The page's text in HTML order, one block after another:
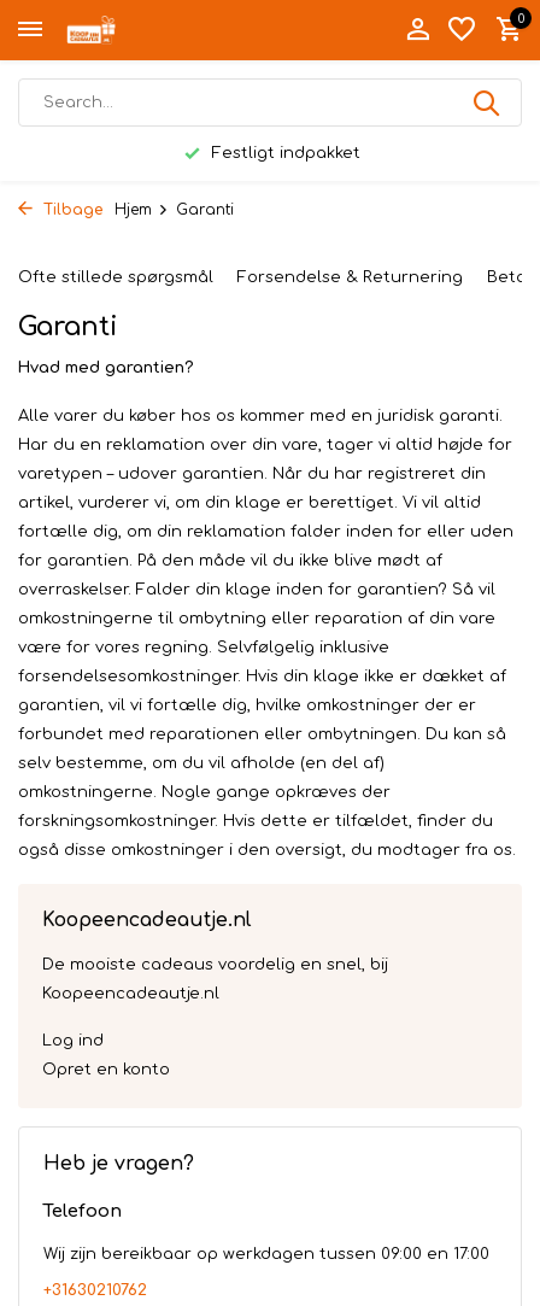
0
Festligt indpakket
Tilbage Hjem Garanti
Ofte stillede spørgsmål Forsendelse & Returnering
Garanti
Hvad med garantien?
Alle varer du køber hos os kommer med en juridisk garanti.
Har du en reklamation over din vare, tager vi altid højde for
varetypen – udover garantien. Når du har registreret din
artikel, vurderer vi, om din klage er berettiget. Vi vil altid
fortælle dig, om din reklamation falder inden for eller uden
for garantien. På den måde vil du ikke blive mødt af
overraskelser. Falder din klage inden for garantien? Så vil
omkostningerne til ombytning eller reparation af din vare
være for vores regning. Selvfølgelig inklusive
forsendelsesomkostninger. Hvis din klage ikke er dækket af
garantien, vil vi fortælle dig, hvilke omkostninger der er
forbundet med reparationen eller ombytningen. Du kan så
selv bestemme, om du vil afholde (en del af)
omkostningerne. Nogle gange opkræves der
forskningsomkostninger. Hvis dette er tilfældet, finder du
også disse omkostninger i den oversigt, du modtager fra os.
Koopeencadeautje.nl
De mooiste cadeaus voordelig en snel, bij
Koopeencadeautje.nl
Log ind
Opret en konto
Heb je vragen?
Telefoon
Wij zijn bereikbaar op werkdagen tussen 09:00 en 17:00
+31630210762